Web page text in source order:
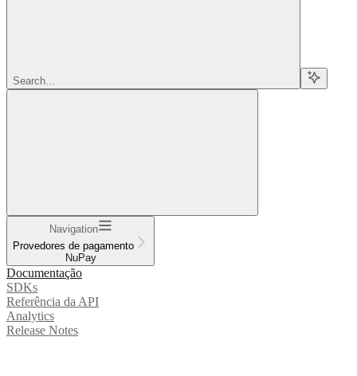
Search...
Navigation
Provedores de pagamento
NuPay
Documentação
SDKs
Referência da API
Analytics
Release Notes